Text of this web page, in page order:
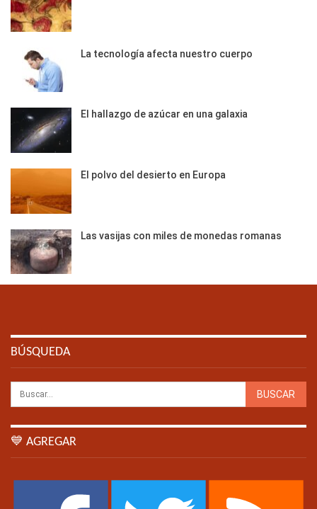
La tecnología afecta nuestro cuerpo
El hallazgo de azúcar en una galaxia
El polvo del desierto en Europa
Las vasijas con miles de monedas romanas
BÚSQUEDA
💙 AGREGAR